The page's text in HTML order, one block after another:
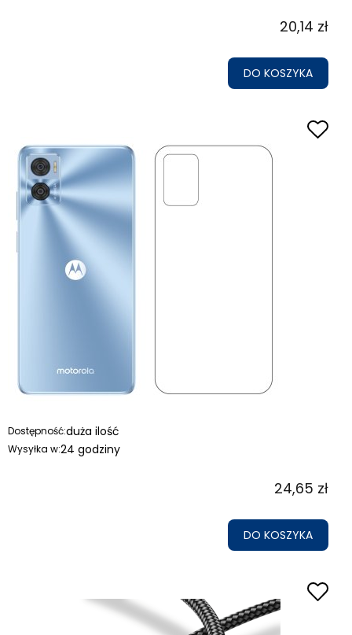
20,14 zł
DO KOSZYKA
Dostępność:duża ilość
Wysyłka w:24 godziny
24,65 zł
DO KOSZYKA